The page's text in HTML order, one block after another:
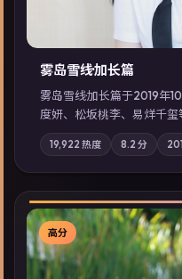
雾岛雪线·加长篇
雾岛雪线·加长篇于2019年
度妍、松坂桃李、易烊千
技与人性的边界在实验事
质；站内亦可通过「国产免
同类型高分佳作，畅享高
19,922 热度 8.2 分
高分